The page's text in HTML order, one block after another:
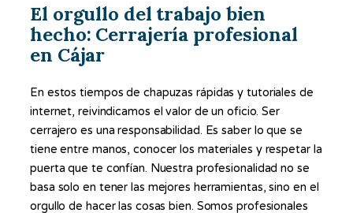
El orgullo del trabajo bien
hecho: Cerrajería profesional
en Cájar
En estos tiempos de chapuzas rápidas y tutoriales de
internet, reivindicamos el valor de un oficio. Ser
cerrajero es una responsabilidad. Es saber lo que se
tiene entre manos, conocer los materiales y respetar la
puerta que te confían. Nuestra profesionalidad no se
basa solo en tener las mejores herramientas, sino en el
orgullo de hacer las cosas bien. Somos profesionales